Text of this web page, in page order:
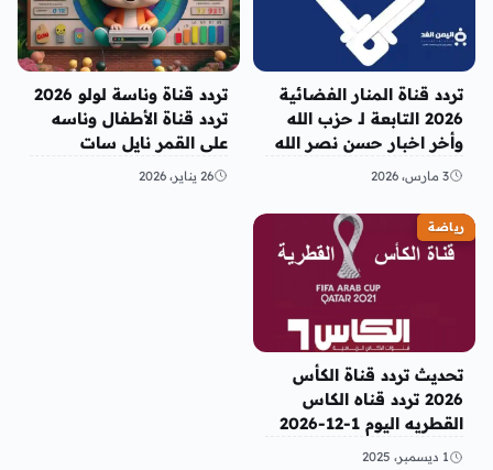
تردد قناة المنار الفضائية
2026 التابعة لـ حزب الله
وأخر اخبار حسن نصر الله
3 مارس، 2026
تردد قناة وناسة لولو 2026
تردد قناة الأطفال وناسه
على القمر نايل سات
26 يناير، 2026
رياضة
تحديث تردد قناة الكأس
2026 تردد قناه الكاس
القطريه اليوم 1-12-2026
1 ديسمبر، 2025